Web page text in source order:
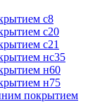
с8
с20
с21
нс35
н60
н75
покрытием